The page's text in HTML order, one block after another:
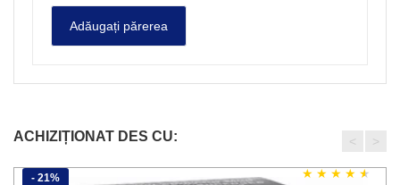
ACHIZIȚIONAT DES CU:
- 21%
< >